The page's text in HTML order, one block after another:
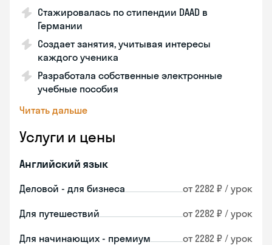
Стажировалась по стипендии DAAD в
Германии
Создает занятия, учитывая интересы
каждого ученика
Разработала собственные электронные
учебные пособия
Читать дальше
Услуги и цены
Английский язык
Деловой - для бизнеса от 2282 ₽ / урок
Для путешествий от 2282 ₽ / урок
Для начинающих - премиум от 2282 ₽ / урок